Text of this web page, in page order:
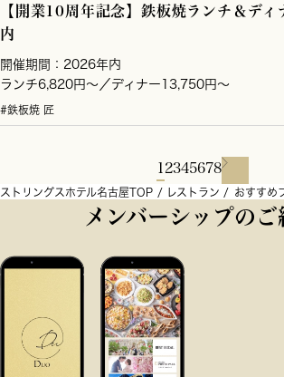
【開業10周年記念】鉄板焼ランチ＆ディ
内
開催期間：2026年内
ランチ6,820円～／ディナー13,750円～
#鉄板焼 匠
1 2345678
ストリングスホテル名古屋TOP レストラン おすすめ
メンバーシップのご